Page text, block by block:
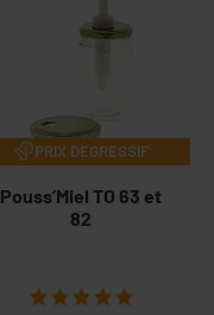
PRIX DEGRESSIF
Pouss’Miel TO 63 et
82